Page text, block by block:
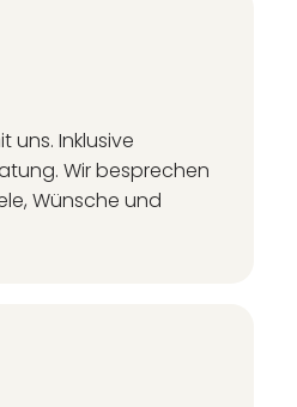
uns. Inklusive
Wir besprechen
Wünsche und